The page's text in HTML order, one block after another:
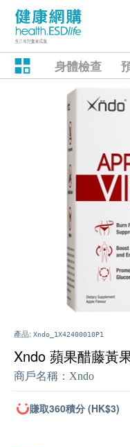
身體檢查
產品: Xndo_1X42400010P1
Xndo 蘋果醋藤黃
商戶名稱： Xndo
賺取360積分 (HK$3)